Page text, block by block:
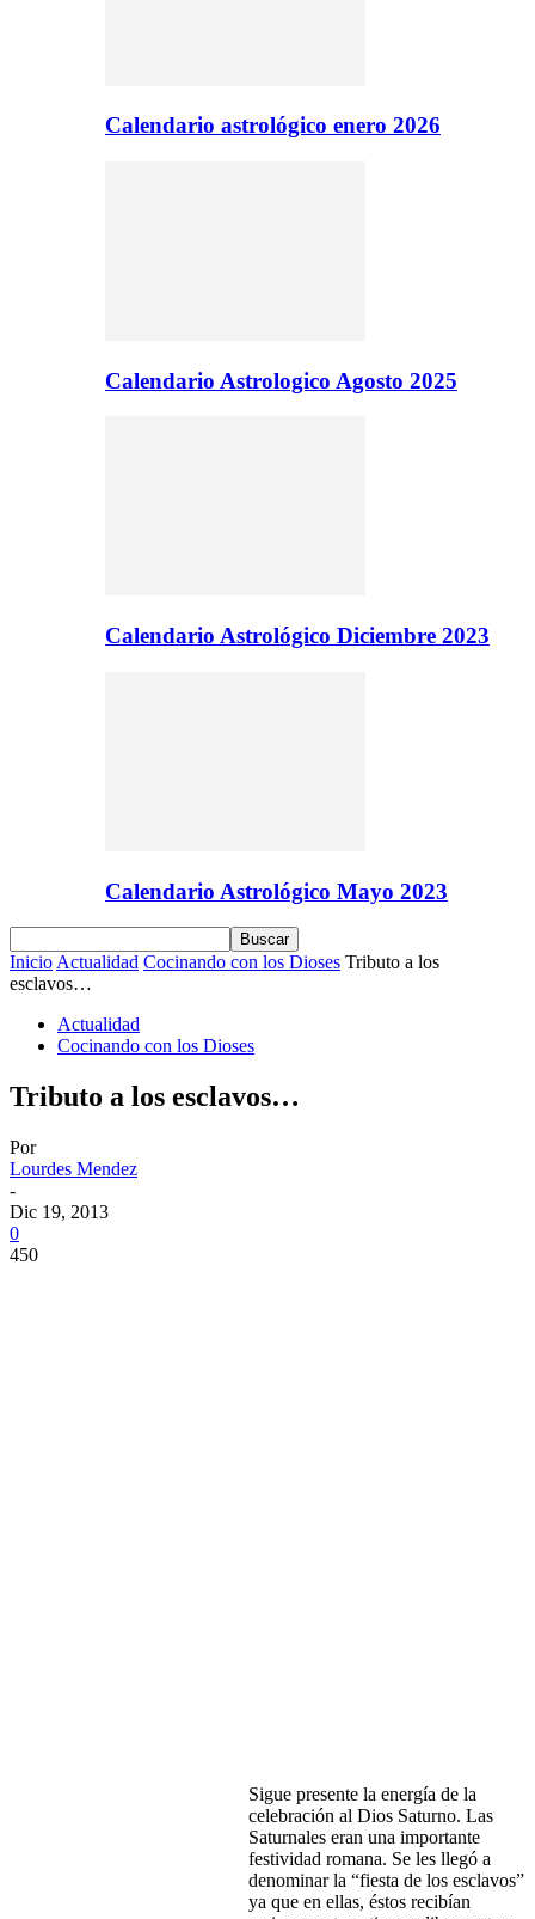
Calendario astrológico enero 2026
Calendario Astrologico Agosto 2025
Calendario Astrológico Diciembre 2023
Calendario Astrológico Mayo 2023
Inicio Actualidad Cocinando con los Dioses Tributo a los
esclavos…
Actualidad
Cocinando con los Dioses
Tributo a los esclavos…
Por
Lourdes Mendez
-
Dic 19, 2013
0
450
Sigue presente la energía de la
celebración al Dios Saturno. Las
Saturnales eran una importante
festividad romana. Se les llegó a
denominar la “fiesta de los esclavos”
ya que en ellas, éstos recibían